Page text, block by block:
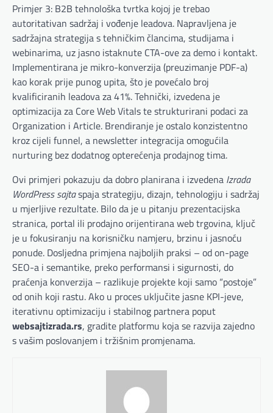
Primjer 3: B2B tehnološka tvrtka kojoj je trebao
autoritativan sadržaj i vođenje leadova. Napravljena je
sadržajna strategija s tehničkim člancima, studijama i
webinarima, uz jasno istaknute CTA-ove za demo i kontakt.
Implementirana je mikro-konverzija (preuzimanje PDF-a)
kao korak prije punog upita, što je povećalo broj
kvalificiranih leadova za 41%. Tehnički, izvedena je
optimizacija za Core Web Vitals te strukturirani podaci za
Organization i Article. Brendiranje je ostalo konzistentno
kroz cijeli funnel, a newsletter integracija omogućila
nurturing bez dodatnog opterećenja prodajnog tima.
Ovi primjeri pokazuju da dobro planirana i izvedena Izrada
WordPress sajtaspaja strategiju, dizajn, tehnologiju i sadržaj
u mjerljive rezultate. Bilo da je u pitanju prezentacijska
stranica, portal ili prodajno orijentirana web trgovina, ključ
je u fokusiranju na korisničku namjeru, brzinu i jasnoću
ponude. Dosljedna primjena najboljih praksi – od on-page
SEO-a i semantike, preko performansi i sigurnosti, do
praćenja konverzija – razlikuje projekte koji samo “postoje”
od onih koji rastu. Ako u proces uključite jasne KPI-jeve,
iterativnu optimizaciju i stabilnog partnera poput
websajtizrada.rs, gradite platformu koja se razvija zajedno
s vašim poslovanjem i tržišnim promjenama.